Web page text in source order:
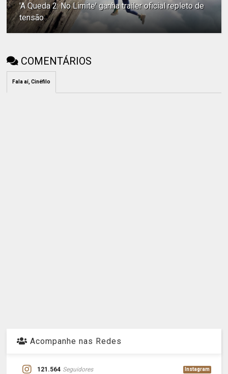
'A Queda 2: No Limite' ganha trailer oficial repleto de
tensão
COMENTÁRIOS
Fala aí, Cinéfilo
Acompanhe nas Redes
121.564 Seguidores Instagram